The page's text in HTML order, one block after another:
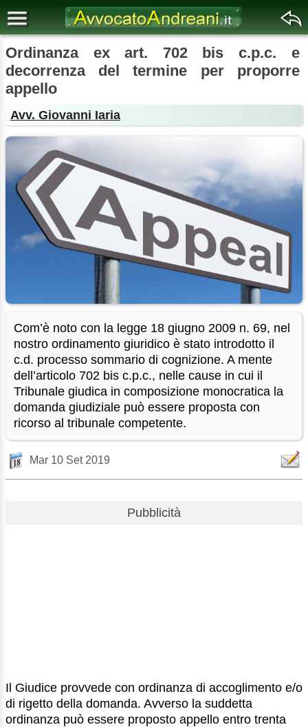
Ordinanza ex art. 702 bis c.p.c. e
decorrenza del termine per proporre
appello
Avv. Giovanni Iaria
Com’è noto con la legge 18 giugno 2009 n. 69, nel
nostro ordinamento giuridico è stato introdotto il
c.d. processo sommario di cognizione. A mente
dell’articolo 702 bis c.p.c., nelle cause in cui il
Tribunale giudica in composizione monocratica la
domanda giudiziale può essere proposta con
ricorso al tribunale competente.
Mar 10 Set 2019
Pubblicità
Il Giudice provvede con ordinanza di accoglimento e/o
di rigetto della domanda. Avverso la suddetta
ordinanza può essere proposto appello entro trenta